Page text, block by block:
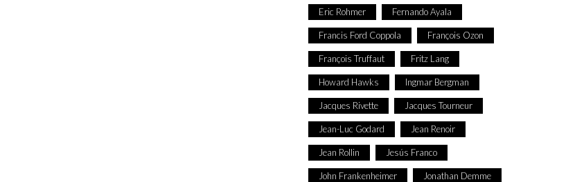
Eric Rohmer Fernando Ayala
Francis Ford Coppola François Ozon
François Truffaut Fritz Lang
Howard Hawks Ingmar Bergman
Jacques Rivette Jacques Tourneur
Jean-Luc Godard Jean Renoir
Jean Rollin Jesús Franco
John Frankenheimer Jonathan Demme